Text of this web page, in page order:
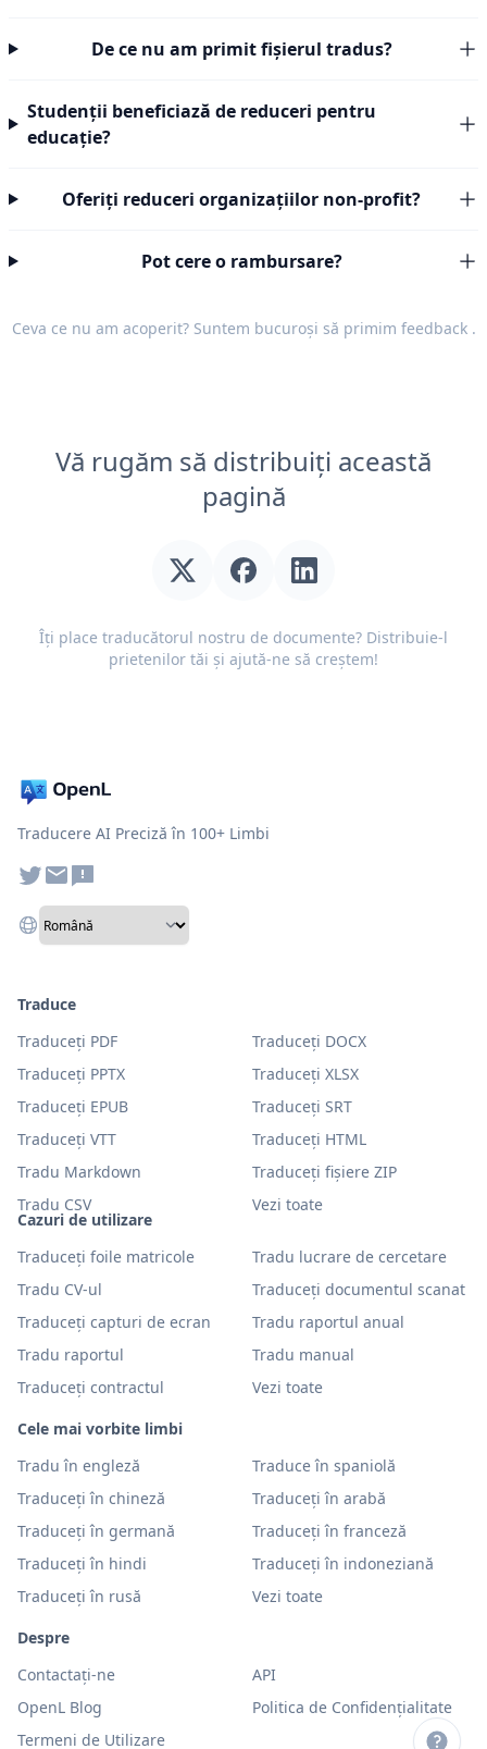
De ce nu am primit fișierul tradus?
Studenții beneficiază de reduceri pentru
educație?
Oferiți reduceri organizațiilor non-profit?
Pot cere o rambursare?
Ceva ce nu am acoperit? Suntem bucuroși să primim feedback.
Vă rugăm să distribuiți această
pagină
Îți place traducătorul nostru de documente? Distribuie-l
prietenilor tăi și ajută-ne să creștem!
Traducere AI Preciză în 100+ Limbi
Cazuri de utilizare
Traduceți foile matricole
Tradu lucrare de cercetare
Tradu CV-ul
Traduceți documentul scanat
Traduceți capturi de ecran
Tradu raportul anual
Tradu raportul
Tradu manual
Traduceți contractul
Vezi toate
Cele mai vorbite limbi
Tradu în engleză
Traduce în spaniolă
Traduceți în chineză
Traduceți în arabă
Traduceți în germană
Traduceți în franceză
Traduceți în hindi
Traduceți în indoneziană
Traduceți în rusă
Vezi toate
Traduce
Traduceți PDF
Traduceți DOCX
Traduceți PPTX
Traduceți XLSX
Traduceți EPUB
Traduceți SRT
Traduceți VTT
Traduceți HTML
Tradu Markdown
Traduceți fișiere ZIP
Tradu CSV
Vezi toate
Despre
Contactați-ne
API
OpenL Blog
Politica de Confidențialitate
Termeni de Utilizare